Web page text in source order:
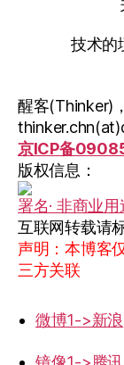
技术的
醒客(Thinker)
京ICP备
版权信息：
署名· 非商业用
互联网转载请
声明：本博客
三方关联
微博1->新浪